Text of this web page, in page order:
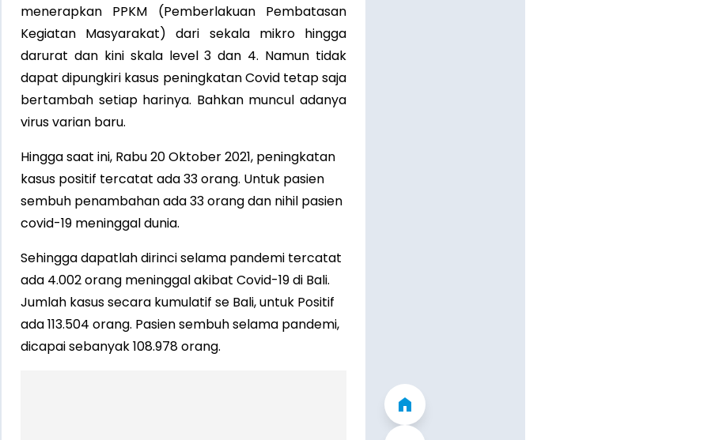
menerapkan PPKM (Pemberlakuan Pembatasan
Kegiatan Masyarakat) dari sekala mikro hingga
darurat dan kini skala level 3 dan 4. Namun tidak
dapat dipungkiri kasus peningkatan Covid tetap saja
bertambah setiap harinya. Bahkan muncul adanya
virus varian baru.
Hingga saat ini, Rabu 20 Oktober 2021, peningkatan
kasus positif tercatat ada 33 orang. Untuk pasien
sembuh penambahan ada 33 orang dan nihil pasien
covid-19 meninggal dunia.
Sehingga dapatlah dirinci selama pandemi tercatat
ada 4.002 orang meninggal akibat Covid-19 di Bali.
Jumlah kasus secara kumulatif se Bali, untuk Positif
ada 113.504 orang. Pasien sembuh selama pandemi,
dicapai sebanyak 108.978 orang.